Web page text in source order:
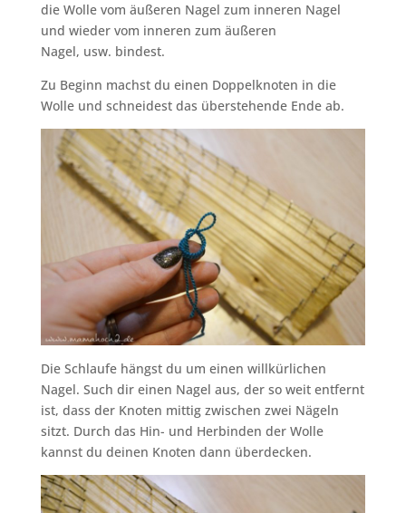
die Wolle vom äußeren Nagel zum inneren Nagel
und wieder vom inneren zum äußeren
Nagel, usw. bindest.
Zu Beginn machst du einen Doppelknoten in die
Wolle und schneidest das überstehende Ende ab.
Die Schlaufe hängst du um einen willkürlichen
Nagel. Such dir einen Nagel aus, der so weit entfernt
ist, dass der Knoten mittig zwischen zwei Nägeln
sitzt. Durch das Hin- und Herbinden der Wolle
kannst du deinen Knoten dann überdecken.